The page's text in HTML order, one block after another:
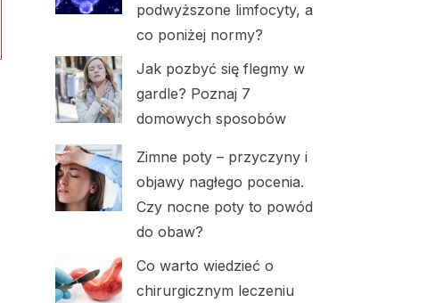
podwyższone limfocyty, a
co poniżej normy?
Jak pozbyć się flegmy w
gardle? Poznaj 7
domowych sposobów
Zimne poty – przyczyny i
objawy nagłego pocenia.
Czy nocne poty to powód
do obaw?
Co warto wiedzieć o
chirurgicznym leczeniu